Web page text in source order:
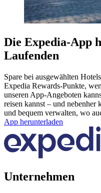
Die Expedia-App
Laufenden
Spare bei ausgewählten
Expedia Rewards-Punkte,
unseren App-Angeboten
reisen kannst – und nebenher
und bequem verwalten, wo
App herunterladen
Unternehmen